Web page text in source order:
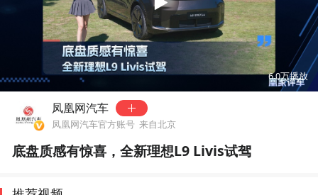
00:00 12:35
6.0万播放
凤凰网汽车
凤凰网汽车官方账号 来自北京
底盘质感有惊喜，全新理想L9 Livis试驾